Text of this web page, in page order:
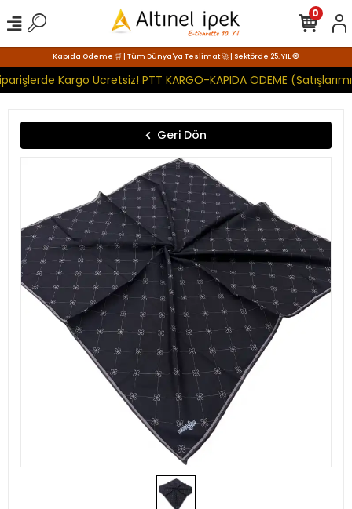
Kapıda Ödeme 🛒 | Tüm Dünya'ya Teslimat 🚀 | Sektörde 25. YIL 🧿
Kargo Ücretsiz! PTT KARGO-KAPIDA ÖDEME
0
Geri Dön